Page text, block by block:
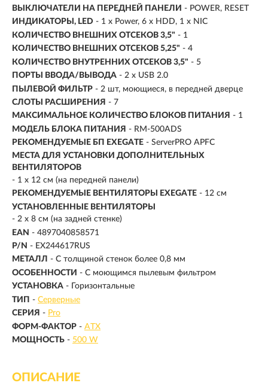
ВЫКЛЮЧАТЕЛИ НА ПЕРЕДНЕЙ ПАНЕЛИ - POWER, RESET
ИНДИКАТОРЫ, LED - 1 x Power, 6 x HDD, 1 x NIC
КОЛИЧЕСТВО ВНЕШНИХ ОТСЕКОВ 3,5" - 1
КОЛИЧЕСТВО ВНЕШНИХ ОТСЕКОВ 5,25" - 4
КОЛИЧЕСТВО ВНУТРЕННИХ ОТСЕКОВ 3,5" - 5
ПОРТЫ ВВОДА/ВЫВОДА - 2 x USB 2.0
ПЫЛЕВОЙ ФИЛЬТР - 2 шт, моющиеся, в передней дверце
СЛОТЫ РАСШИРЕНИЯ - 7
МАКСИМАЛЬНОЕ КОЛИЧЕСТВО БЛОКОВ ПИТАНИЯ - 1
МОДЕЛЬ БЛОКА ПИТАНИЯ - RM-500ADS
РЕКОМЕНДУЕМЫЕ БП EXEGATE - ServerPRO APFC
МЕСТА ДЛЯ УСТАНОВКИ ДОПОЛНИТЕЛЬНЫХ
ВЕНТИЛЯТОРОВ
- 1 x 12 см (на передней панели)
РЕКОМЕНДУЕМЫЕ ВЕНТИЛЯТОРЫ EXEGATE - 12 см
УСТАНОВЛЕННЫЕ ВЕНТИЛЯТОРЫ
- 2 x 8 см (на задней стенке)
EAN - 4897040858571
P/N - EX244617RUS
МЕТАЛЛ - С толщиной стенок более 0,8 мм
ОСОБЕННОСТИ - С моющимся пылевым фильтром
УСТАНОВКА - Горизонтальные
ТИП - Серверные
СЕРИЯ - Pro
ФОРМ-ФАКТОР - ATX
МОЩНОСТЬ - 500 W
ОПИСАНИЕ